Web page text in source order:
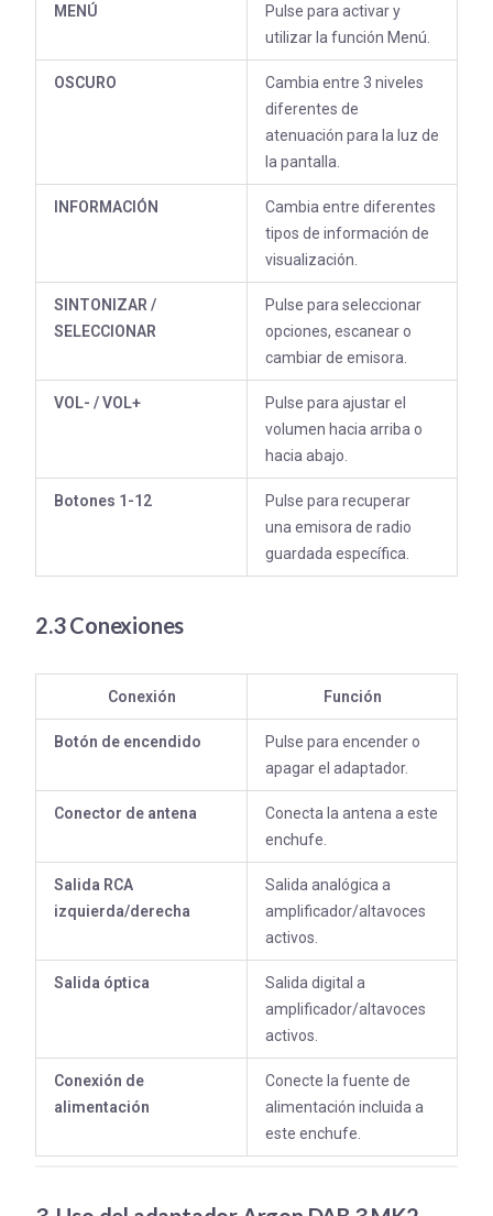
MENÚ
Pulse para activar y
utilizar la función Menú.
OSCURO
Cambia entre 3 niveles
diferentes de
atenuación para la luz de
la pantalla.
INFORMACIÓN
Cambia entre diferentes
tipos de información de
visualización.
SINTONIZAR /
SELECCIONAR
Pulse para seleccionar
opciones, escanear o
cambiar de emisora.
VOL- / VOL+
Pulse para ajustar el
volumen hacia arriba o
hacia abajo.
Botones 1-12
Pulse para recuperar
una emisora de radio
guardada específica.
2.3 Conexiones
Conexión Función
Botón de encendido
Pulse para encender o
apagar el adaptador.
Conector de antena
Conecta la antena a este
enchufe.
Salida RCA
izquierda/derecha
Salida analógica a
amplificador/altavoces
activos.
Salida óptica
Salida digital a
amplificador/altavoces
activos.
Conexión de
alimentación
Conecte la fuente de
alimentación incluida a
este enchufe.